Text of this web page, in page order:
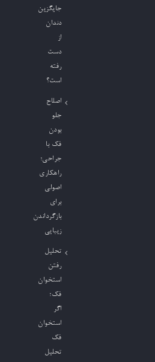
جایگزین
دندان
از
دست
رفته
است؟
اصلاح
جلو
بودن
فک با
جراحی؛
راهکاری
اصولی
برای
بازگرداندن
زیبایی
تحلیل
رفتن
استخوان
فک؛
اگر
استخوان
فک
تحلیل